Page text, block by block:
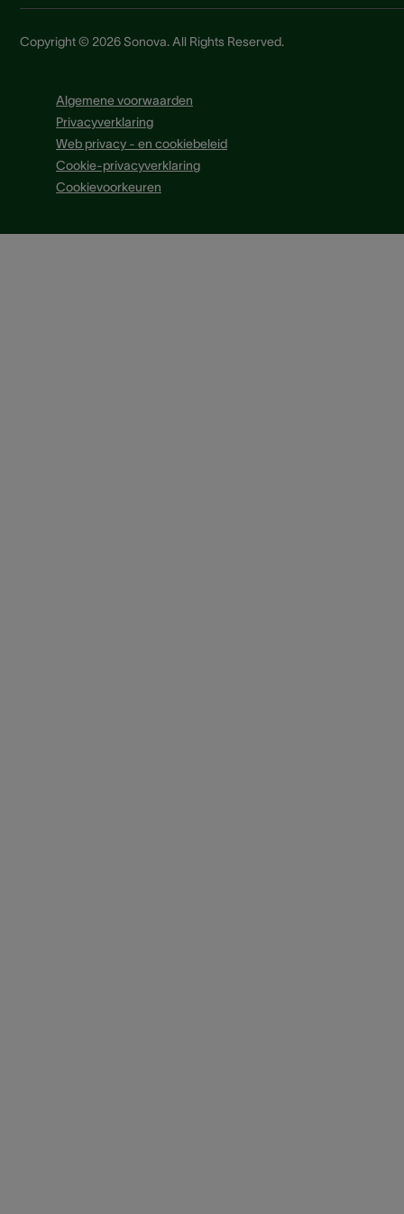
Copyright © 2026 Sonova. All Rights Reserved.
Algemene voorwaarden
Privacyverklaring
Web privacy - en cookiebeleid
Cookie-privacyverklaring
Cookievoorkeuren